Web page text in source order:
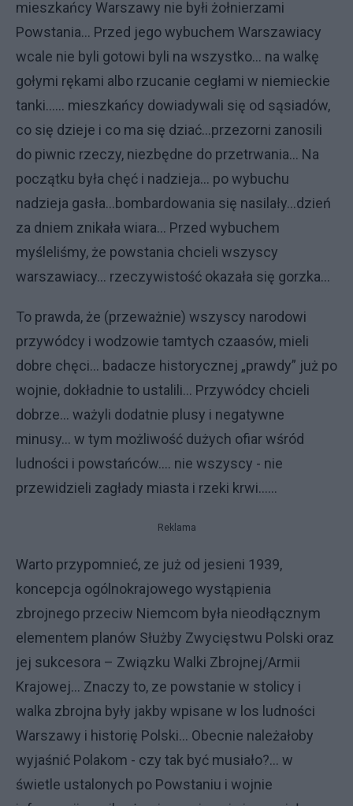
mieszkańcy Warszawy nie byłi żołnierzami
Powstania... Przed jego wybuchem Warszawiacy
wcale nie byli gotowi byli na wszystko... na walkę
gołymi rękami albo rzucanie cegłami w niemieckie
tanki...... mieszkańcy dowiadywali się od sąsiadów,
co się dzieje i co ma się dziać...przezorni zanosili
do piwnic rzeczy, niezbędne do przetrwania... Na
początku była chęć i nadzieja... po wybuchu
nadzieja gasła...bombardowania się nasilały...dzień
za dniem znikała wiara... Przed wybuchem
myśleliśmy, że powstania chcieli wszyscy
warszawiacy... rzeczywistość okazała się gorzka...
To prawda, że (przeważnie) wszyscy narodowi
przywódcy i wodzowie tamtych czaasów, mieli
dobre chęci... badacze historycznej „prawdy” już po
wojnie, dokładnie to ustalili... Przywódcy chcieli
dobrze... ważyli dodatnie plusy i negatywne
minusy... w tym możliwość dużych ofiar wśród
ludności i powstańców.... nie wszyscy - nie
przewidzieli zagłady miasta i rzeki krwi......
Reklama
Warto przypomnieć, ze już od jesieni 1939,
koncepcja ogólnokrajowego wystąpienia
zbrojnego przeciw Niemcom była nieodłącznym
elementem planów Służby Zwycięstwu Polski oraz
jej sukcesora – Związku Walki Zbrojnej/Armii
Krajowej... Znaczy to, ze powstanie w stolicy i
walka zbrojna były jakby wpisane w los ludności
Warszawy i historię Polski... Obecnie należałoby
wyjaśnić Polakom - czy tak być musiało?... w
świetle ustalonych po Powstaniu i wojnie